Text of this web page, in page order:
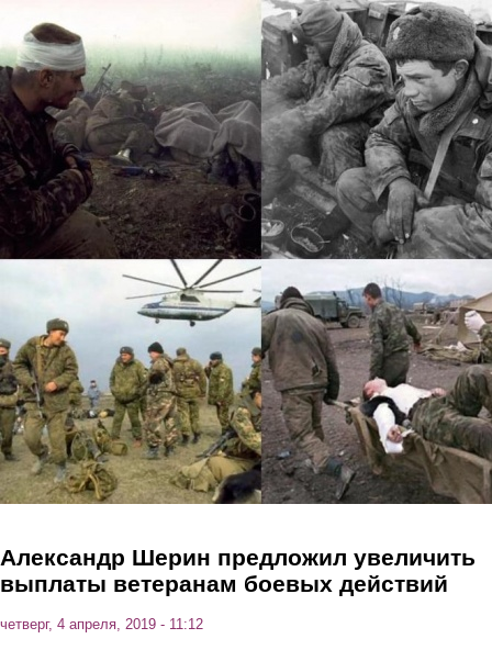
Александр Шерин предложил увеличить
выплаты ветеранам боевых действий
четверг, 4 апреля, 2019 - 11:12